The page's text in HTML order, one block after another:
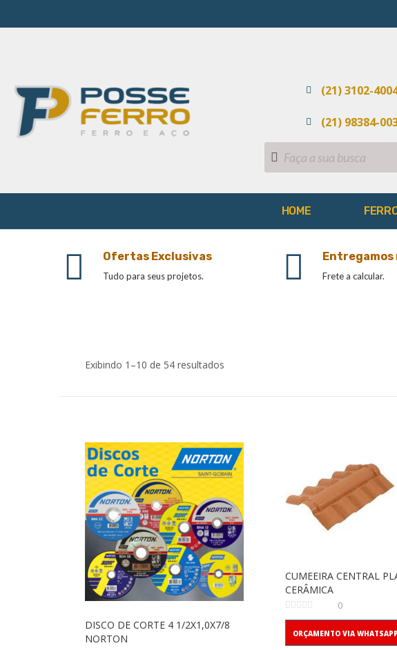
(21) 3102-
(21) 98384-
HOME
Ofertas Exclusivas
Tudo para seus projetos.
Entregamos
Frete a calcular.
Exibindo 1–10 de 54 resultados
DISCO DE CORTE 4 1/2X1,0X7/8
NORTON
CUMEEIRA CENTRAL
CERÂMICA
0
ORÇAMENTO VIA WHATSAPP